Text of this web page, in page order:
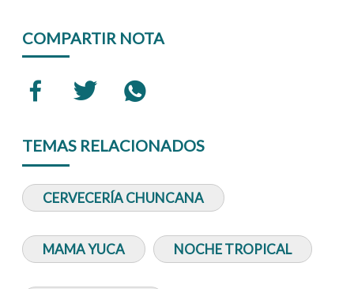
COMPARTIR NOTA
TEMAS RELACIONADOS
CERVECERÍA CHUNCANA
MAMA YUCA NOCHE TROPICAL